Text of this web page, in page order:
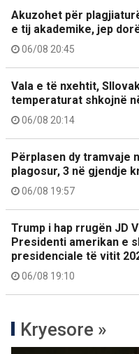
Akuzohet për
e tij akademike, jep
06/08 20:45
Vala e të nxehtit,
temperaturat shkojnë
06/08 20:14
Përplasen dy tramvaje
plagosur, 3 në gjendje
06/08 19:57
Trump i hap rrugën JD
Presidenti amerikan e
presidenciale të vitit
06/08 19:10
Kryesore »